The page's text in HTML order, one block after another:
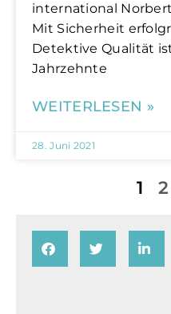
international
Mit Sicherheit
Detektive Qualität
Jahrzehnte
WEITERLESEN »
28. Juni 2021
1 2